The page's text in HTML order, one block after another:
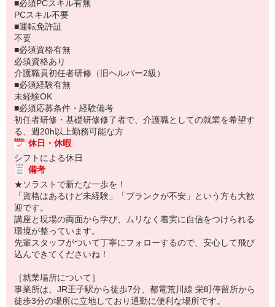
■必須PCスキル有無
PCスキル不要
■運転免許証
不要
■必須資格有無
必須資格あり
介護職員初任者研修（旧ヘルパー2級）
■必須経験有無
未経験OK
■必須応募条件・経験備考
初任者研修・基礎研修修了者で、介護職としての就業を希望す
る、週20h以上勤務可能な方
休日・休暇
シフトによる休日
備考
★ソラストで新たな一歩を！
「資格はあるけど未経験」「ブランクが不安」という方も大歓
迎です。
講座と現場の両面から学び、ムリなく着実に自信をつけられる
環境が整っています。
先輩スタッフがついて丁寧にフォローするので、安心して飛び
込んできてくださいね！
［就業場所について］
事業所は、JR王子駅から徒歩7分、都電荒川線 栄町停留所から
徒歩3分の場所に立地しており通勤に便利な場所です。